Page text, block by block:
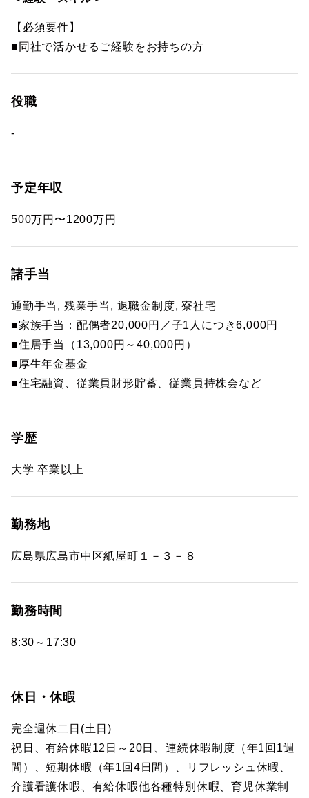
【必須要件】
■同社で活かせるご経験をお持ちの方
役職
-
予定年収
500万円〜1200万円
諸手当
通勤手当, 残業手当, 退職金制度, 寮社宅
■家族手当：配偶者20,000円／子1人につき6,000円
■住居手当（13,000円～40,000円）
■厚生年金基金
■住宅融資、従業員財形貯蓄、従業員持株会など
学歴
大学 卒業以上
勤務地
広島県広島市中区紙屋町１－３－８
勤務時間
8:30～17:30
休日・休暇
完全週休二日(土日)
祝日、有給休暇12日～20日、連続休暇制度（年1回1週
間）、短期休暇（年1回4日間）、リフレッシュ休暇、
介護看護休暇、有給休暇他各種特別休暇、育児休業制